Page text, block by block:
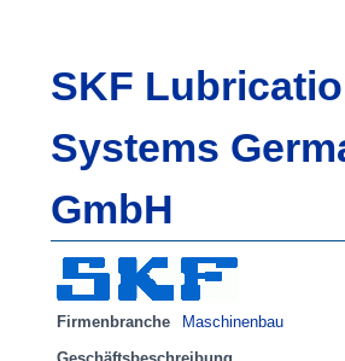
SKF
Systems
GmbH
Firmenbranche Maschinenbau